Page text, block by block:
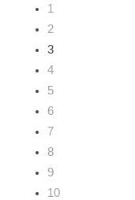
1
2
3
4
5
6
7
8
9
10